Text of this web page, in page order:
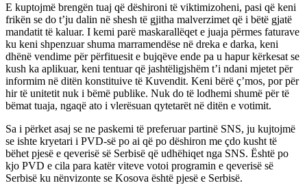
E kuptojmë brengën tuaj që dëshironi të viktimizoheni, pasi që keni
frikën se do t’ju dalin në shesh të gjitha malverzimet që i bëtë gjatë
mandatit të kaluar. I kemi parë maskarallëqet e juaja përmes faturave
ku keni shpenzuar shuma marramendëse në dreka e darka, keni
dhënë vendime për përfituesit e bujqëve ende pa u hapur kërkesat se
kush ka aplikuar, keni tentuar që jashtëligjshëm t’i ndani mjetet për
informim në ditën konstituive të Kuvendit. Keni bërë ç’mos, por për
hir të unitetit nuk i bëmë publike. Nuk do të lodhemi shumë për të
bëmat tuaja, ngaqë ato i vlerësuan qytetarët në ditën e votimit.
Sa i përket asaj se ne paskemi të preferuar partinë SNS, ju kujtojmë
se ishte kryetari i PVD-së po ai që po dëshiron me çdo kusht të
bëhet pjesë e qeverisë së Serbisë që udhëhiqet nga SNS. Është po
kjo PVD e cila para katër viteve votoi programin e qeverisë së
Serbisë ku nënvizonte se Kosova është pjesë e Serbisë.